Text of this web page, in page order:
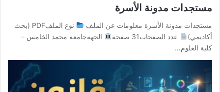
مستجدات مدونة الأسرة
مستجدات مدونة الأسرة معلومات عن الملف
نوع الملفPDF (بحث
أكاديمي)
عدد الصفحات31 صفحة
الجهةجامعة محمد الخامس –
كلية العلوم…